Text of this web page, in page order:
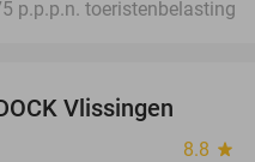
p.p.p.n. toeristenbelasting
Vlissingen
8.8 star